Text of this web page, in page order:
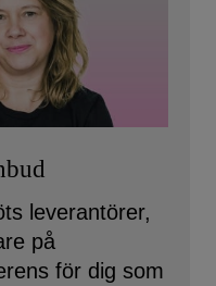
leverantörer,
på
för dig som